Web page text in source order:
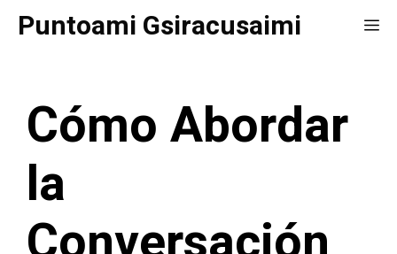
SaltarPuntoami Gsiracusaimi
Cómo Abordar
la